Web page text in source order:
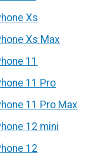
Xs
Xs Max
11
11 Pro
11 Pro Max
12 mini
12